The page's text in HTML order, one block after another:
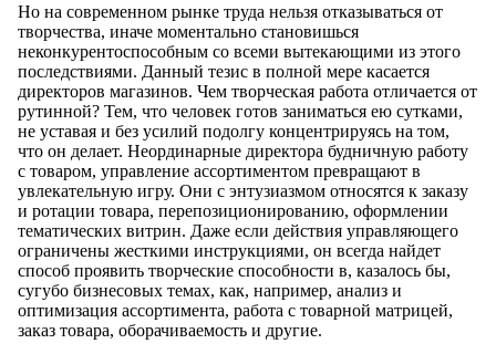
Но на современном рынке труда нельзя отказываться от
творчества, иначе моментально становишься
неконкурентоспособным со всеми вытекающими из этого
последствиями. Данный тезис в полной мере касается
директоров магазинов. Чем творческая работа отличается от
рутинной? Тем, что человек готов заниматься ею сутками,
не уставая и без усилий подолгу концентрируясь на том,
что он делает. Неординарные директора будничную работу
с товаром, управление ассортиментом превращают в
увлекательную игру. Они с энтузиазмом относятся к заказу
и ротации товара, перепозиционированию, оформлении
тематических витрин. Даже если действия управляющего
ограничены жесткими инструкциями, он всегда найдет
способ проявить творческие способности в, казалось бы,
сугубо бизнесовых темах, как, например, анализ и
оптимизация ассортимента, работа с товарной матрицей,
заказ товара, оборачиваемость и другие.